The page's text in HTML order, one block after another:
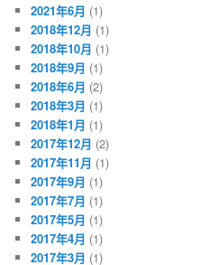
2021年6月 (1)
2018年12月 (1)
2018年10月 (1)
2018年9月 (1)
2018年6月 (2)
2018年3月 (1)
2018年1月 (1)
2017年12月 (2)
2017年11月 (1)
2017年9月 (1)
2017年7月 (1)
2017年5月 (1)
2017年4月 (1)
2017年3月 (1)